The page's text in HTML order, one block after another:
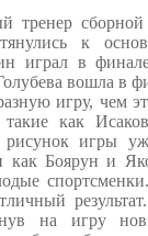
тренер
к
играл в
вошла в
игру, чем
как
игры
как Боярун и
на игру